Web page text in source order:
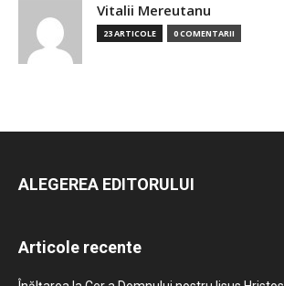
Vitalii Mereutanu
23 ARTICOLE 0 COMENTARII
ALEGEREA EDITORULUI
Articole recente